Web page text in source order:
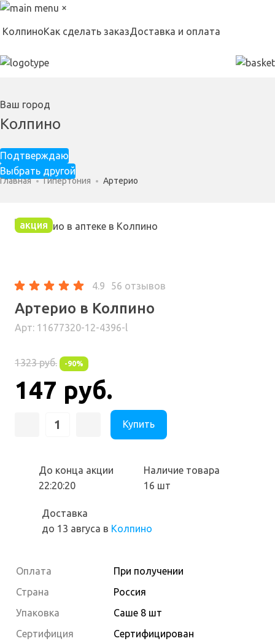
×
КолпиноКак сделать заказДоставка и оплата
Ваш город
Колпино
Подтверждаю
Выбрать другой
Главная Гипертония Артерио
акция
4.9 56 отзывов
Артерио в Колпино
Арт: 11677320-12-4396-l
1323 руб. -90%
147 руб.
Купить
До конца акции
22:20:19
Наличие товара
16 шт
Доставка
до 13 авгуса в Колпино
Оплата
При получении
Страна
Россия
Упаковка
Саше 8 шт
Сертифиция
Сертифицирован